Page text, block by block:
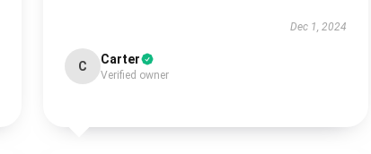
Dec 1, 2024
C Carter
Verified owner